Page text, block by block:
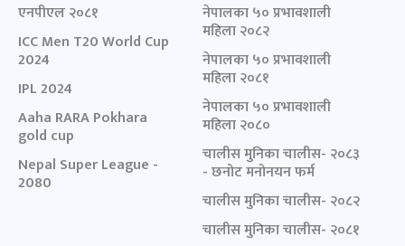
एनपीएल २०८१
ICC Men T20 World Cup
2024
IPL 2024
Aaha RARA Pokhara
gold cup
Nepal Super League -
2080
नेपालका ५० प्रभावशाली
महिला २०८२
नेपालका ५० प्रभावशाली
महिला २०८१
नेपालका ५० प्रभावशाली
महिला २०८०
चालीस मुनिका चालीस- २०८३
- छनोट मनोनयन फर्म
चालीस मुनिका चालीस- २०८२
चालीस मुनिका चालीस- २०८१